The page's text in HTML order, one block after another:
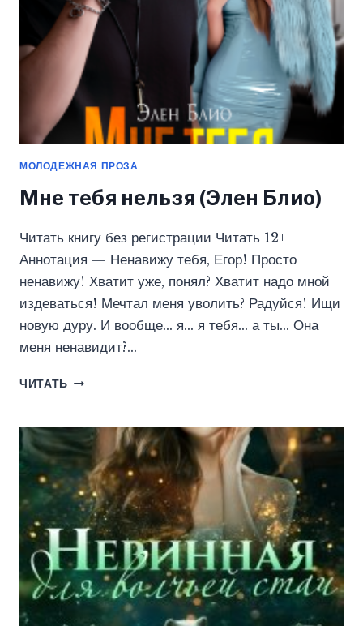
МОЛОДЕЖНАЯ ПРОЗА
Мне тебя нельзя (Элен Блио)
Читать книгу без регистрации Читать 12+
Аннотация — Ненавижу тебя, Егор! Просто
ненавижу! Хватит уже, понял? Хватит надо мной
издеваться! Мечтал меня уволить? Радуйся! Ищи
новую дуру. И вообще… я… я тебя… а ты… Она
меня ненавидит?…
ЧИТАТЬ МНЕ
(ЭЛЕН
БЛИО)